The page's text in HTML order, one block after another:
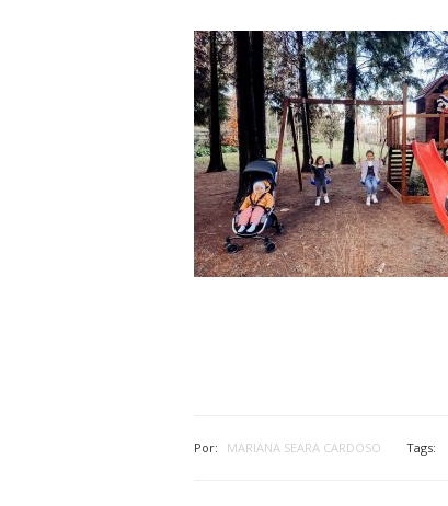
Por: MARIANA SEARA CARDOSO Tags: